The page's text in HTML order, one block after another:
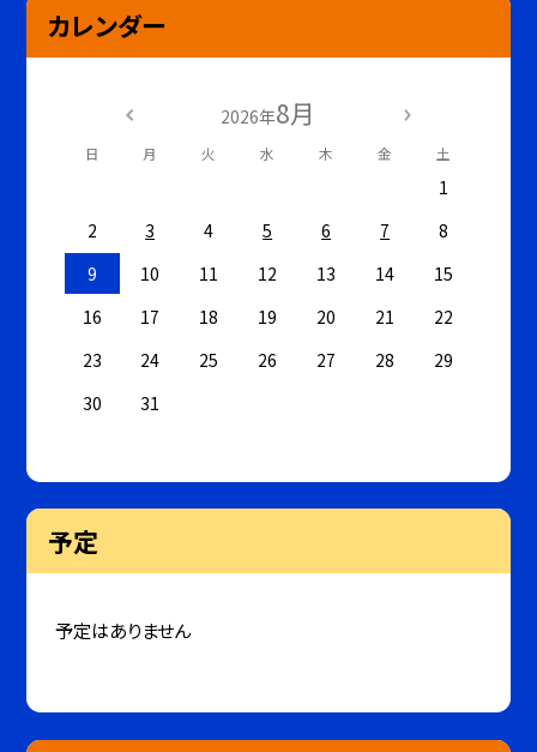
カレンダー
2026年8月
日 月 火 水 木 金 土
1
2
3 4 5 6 7
8
9
10 11 12 13 14
15
16
17 18 19 20 21
22
23
24 25 26 27 28
29
30
31
予定
予定はありません